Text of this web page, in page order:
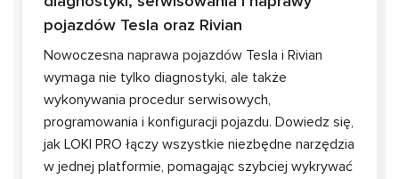
pojazdów Tesla oraz Rivian
Nowoczesna naprawa pojazdów Tesla i Rivian
wymaga nie tylko diagnostyki, ale także
wykonywania procedur serwisowych,
programowania i konfiguracji pojazdu. Dowiedz się,
jak LOKI PRO łączy wszystkie niezbędne narzędzia
w jednej platformie, pomagając szybciej wykrywać